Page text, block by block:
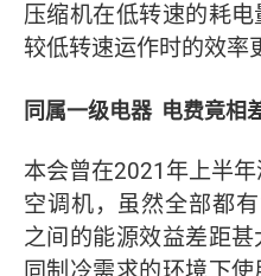
压缩机在低转速的耗
较低转速运作时的效率
同属一级电器 电费竟相
本会曾在2021年上半
空调机，虽然全部都
之间的能源效益差距